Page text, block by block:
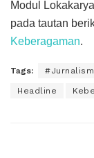
Modul
pada tautan
Keberagaman.
Tags:
Headline